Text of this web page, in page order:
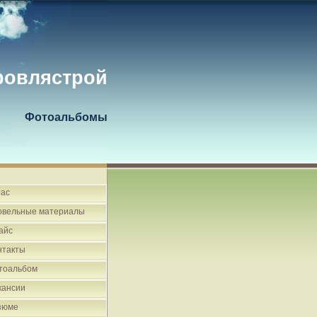
Фотоальбомы
материалы